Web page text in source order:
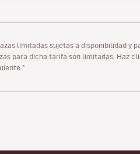
limitadas sujetas a disponibilidad y
para dicha tarifa son limitadas. Haz